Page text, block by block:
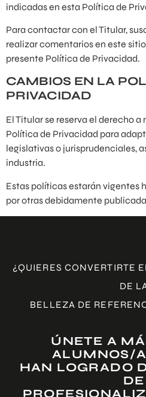
indicadas en esta Política de
Para contactar con el Titular,
realizar comentarios en este
presente Política de Privacidad.
CAMBIOS EN LA
PRIVACIDAD
El Titular se reserva el derecho
Política de Privacidad para
legislativas o jurisprudenciales,
industria.
Estas políticas estarán vigentes
por otras debidamente
¿QUIERES CONVERTIRTE
DE
BELLEZA DE
ÚNETE A
ALUMNOS/
HAN LOGRADO
DE